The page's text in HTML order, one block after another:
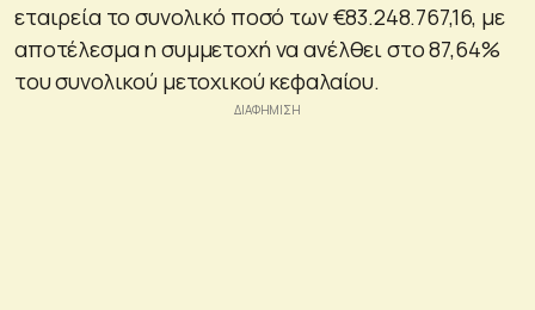
εταιρεία το συνολικό ποσό των €83.248.767,16, με
αποτέλεσμα η συμμετοχή να ανέλθει στο 87,64%
του συνολικού μετοχικού κεφαλαίου.